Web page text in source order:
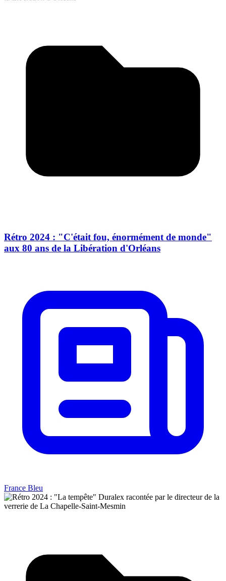
Rétro 2024 : "C'était fou, énormément de monde"
aux 80 ans de la Libération d'Orléans
France Bleu